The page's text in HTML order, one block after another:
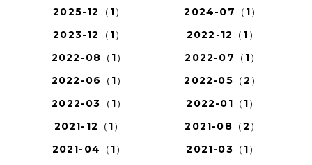
2025-12（1）
2024-07（1）
2023-12（1）
2022-12（1）
2022-08（1）
2022-07（1）
2022-06（1）
2022-05（2）
2022-03（1）
2022-01（1）
2021-12（1）
2021-08（2）
2021-04（1）
2021-03（1）